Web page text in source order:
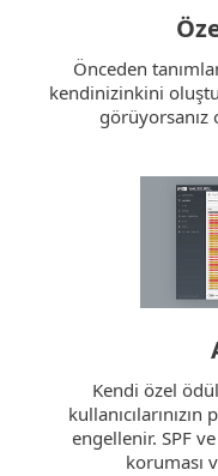
Önceden
kendinizinkini
Kendi özel
engellenir. SPF
koruması